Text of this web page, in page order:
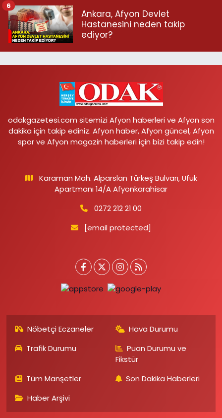
Ankara, Afyon Devlet
Hastanesini neden takip
ediyor?
6
odakgazetesi.com sitemizi Afyon haberleri ve Afyon son
dakika için takip ediniz. Afyon haber, Afyon güncel, Afyon
spor ve Afyon magazin haberleri için bizi takip edin!
Karaman Mah. Alparslan Türkeş Bulvarı, Ufuk
Apartmanı 14/A Afyonkarahisar
0272 212 21 00
[email protected]
Nöbetçi Eczaneler
Hava Durumu
Trafik Durumu
Puan Durumu ve
Fikstür
Tüm Manşetler
Son Dakika Haberleri
Haber Arşivi